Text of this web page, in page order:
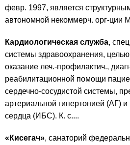
февр. 1997, является
автономной некоммерч. орг-ции
Кардиологическая служба,
системы здравоохранения, целью
оказание леч.-профилактич.,
реабилитационной помощи
сердечно-сосудистой системы,
артериальной гипертонией (АГ)
сердца (ИБС). К. с....
«Кисегач», санаторий